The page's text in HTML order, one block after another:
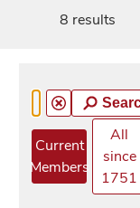
8 results
Current
Members
All
since
1751